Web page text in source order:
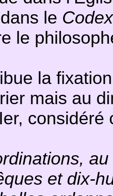
le
le
la
mais au
considéré
et dix-